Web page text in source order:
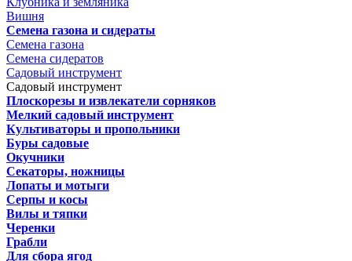
Вишня
Семена газона и сидераты
Семена газона
Семена сидератов
Садовый инструмент
Садовый инструмент
Плоскорезы и извлекатели сорняков
Мелкий садовый инструмент
Культиваторы и пропольники
Буры садовые
Окучники
Секаторы, ножницы
Лопаты и мотыги
Серпы и косы
Вилы и тяпки
Черенки
Грабли
Для сбора ягод